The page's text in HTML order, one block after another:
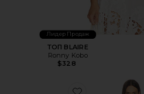
Лидер Продаж
ТОП BLAIRE
Ronny Kobo
$328